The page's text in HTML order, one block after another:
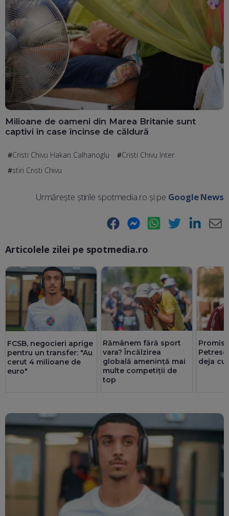
Milioane de oameni din Marea Britanie sunt
captivi în case încinse de căldură
Cristi Chivu Hakan Calhanoglu
Cristi Chivu Inter
stiri Cristi Chivu
Urmărește știrile spotmedia.ro și pe Google News
Facebook Messenger WhatsApp Twitter LinkedIn
Articolele zilei pe spotmedia.ro
FCSB, negocieri aprige
pentru un transfer: "Au
cerut 4 milioane de
euro"
Rămânem fără sport
vara? Încălzirea
globală amenință mai
multe competiții de
top
deja cu